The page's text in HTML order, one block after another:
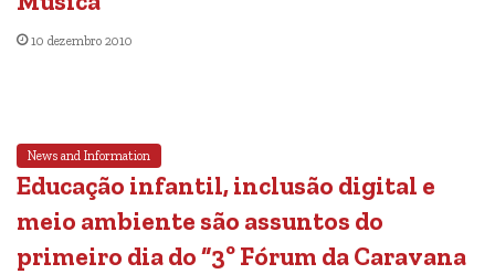
10 dezembro 2010
News and Information
Educação infantil, inclusão digital e
meio ambiente são assuntos do
primeiro dia do “3º Fórum da Caravana